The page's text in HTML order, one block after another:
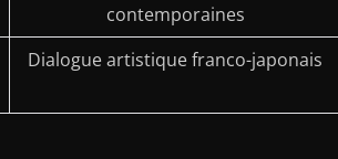
contemporaines
Dialogue artistique franco-japonais